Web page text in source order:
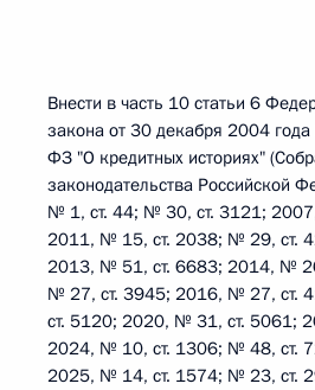
Внести в часть 10 статьи 6
закона от 30 декабря 2004
ФЗ "О кредитных историях"
законодательства Российской
№ 1, ст. 44; № 30, ст. 3121;
2011, № 15, ст. 2038; № 29, ст.
2013, № 51, ст. 6683; 2014, №
№ 27, ст. 3945; 2016, № 27, ст.
ст. 5120; 2020, № 31, ст. 5061;
2024, № 10, ст. 1306; № 48, ст.
2025, № 14, ст. 1574; № 23, ст.